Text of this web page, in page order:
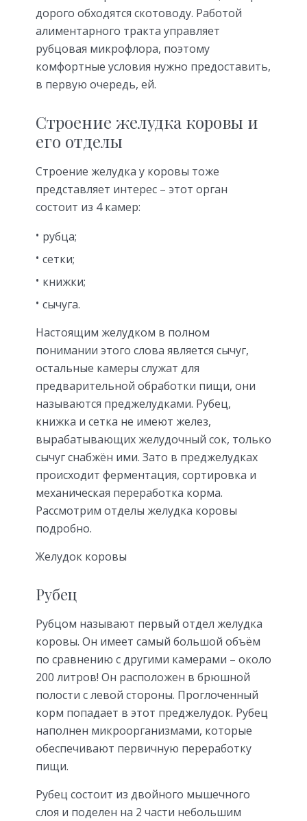
дорого обходятся скотоводу. Работой
алиментарного тракта управляет
рубцовая микрофлора, поэтому
комфортные условия нужно предоставить,
в первую очередь, ей.
Строение желудка коровы и
его отделы
Строение желудка у коровы тоже
представляет интерес – этот орган
состоит из 4 камер:
рубца;
сетки;
книжки;
сычуга.
Настоящим желудком в полном
понимании этого слова является сычуг,
остальные камеры служат для
предварительной обработки пищи, они
называются преджелудками. Рубец,
книжка и сетка не имеют желез,
вырабатывающих желудочный сок, только
сычуг снабжён ими. Зато в преджелудках
происходит ферментация, сортировка и
механическая переработка корма.
Рассмотрим отделы желудка коровы
подробно.
Желудок коровы
Рубец
Рубцом называют первый отдел желудка
коровы. Он имеет самый большой объём
по сравнению с другими камерами – около
200 литров! Он расположен в брюшной
полости с левой стороны. Проглоченный
корм попадает в этот преджелудок. Рубец
наполнен микроорганизмами, которые
обеспечивают первичную переработку
пищи.
Рубец состоит из двойного мышечного
слоя и поделен на 2 части небольшим